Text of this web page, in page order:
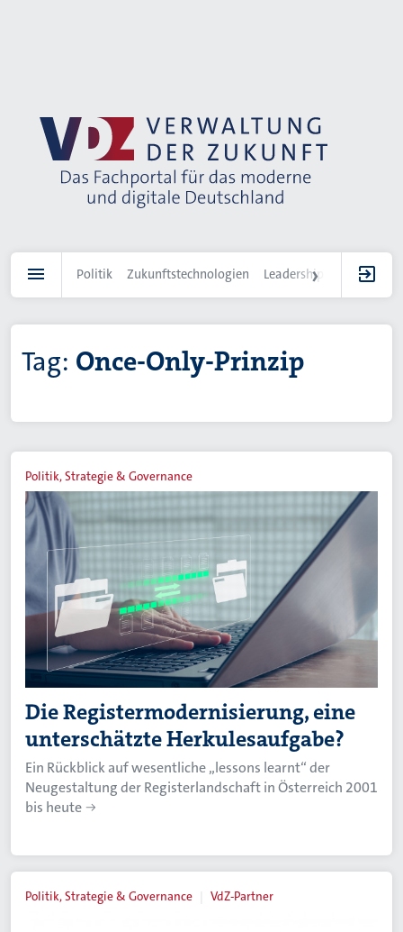
Politik Zukunftstechnologien Leadership IT-
Tag: Once-Only-Prinzip
Politik, Strategie & Governance
Die Registermodernisierung, eine
unterschätzte Herkulesaufgabe?
Ein Rückblick auf wesentliche „lessons learnt“ der
Neugestaltung der Registerlandschaft in Österreich 2001
bis heute
Politik, Strategie & Governance VdZ-Partner